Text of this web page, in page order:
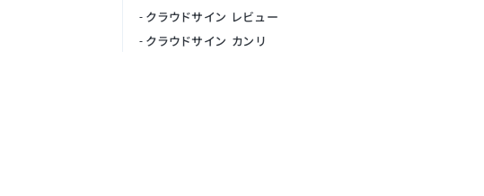
クラウドサイン レビュー
クラウドサイン カンリ